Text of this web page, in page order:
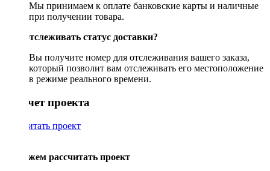
Мы принимаем к оплате банковские карты и наличные
при получении товара.
Как отслеживать статус доставки?
Вы получите номер для отслеживания вашего заказа,
который позволит вам отслеживать его местоположение
в режиме реального времени.
Рассчет проекта
Рассчитать проект
Поможем рассчитать проект